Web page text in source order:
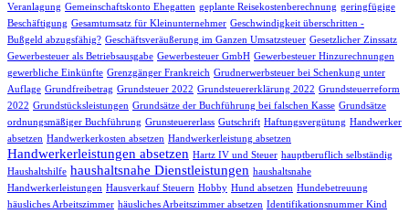
Veranlagung Gemeinschaftskonto Ehegatten geplante Reisekostenberechnung geringfügige
Beschäftigung Gesamtumsatz für Kleinunternehmer Geschwindigkeit überschritten -
Bußgeld abzugsfähig? Geschäftsveräußerung im Ganzen Umsatzsteuer Gesetzlicher Zinssatz
Gewerbesteuer als Betriebsausgabe Gewerbesteuer GmbH Gewerbesteuer Hinzurechnungen
gewerbliche Einkünfte Grenzgänger Frankreich Grudnerwerbsteuer bei Schenkung unter
Auflage Grundfreibetrag Grundsteuer 2022 Grundsteuererklärung 2022 Grundsteuerreform
2022 Grundstücksleistungen Grundsätze der Buchführung bei falschen Kasse Grundsätze
ordnungsmäßiger Buchführung Grunsteuererlass Gutschrift Haftungsvergütung Handwerker
absetzen Handwerkerkosten absetzen Handwerkerleistung absetzen
Handwerkerleistungen absetzen Hartz IV und Steuer hauptberuflich selbständig
Haushaltshilfe haushaltsnahe Dienstleistungen haushaltsnahe
Handwerkerleistungen Hausverkauf Steuern Hobby Hund absetzen Hundebetreuung
häusliches Arbeitszimmer häusliches Arbeitszimmer absetzen Identifikationsnummer Kind